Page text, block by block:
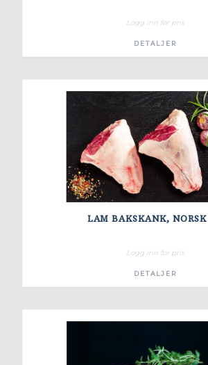
Logg inn for pris
DETALJER
LAM BAKSKANK,
Logg inn for pris
DETALJER